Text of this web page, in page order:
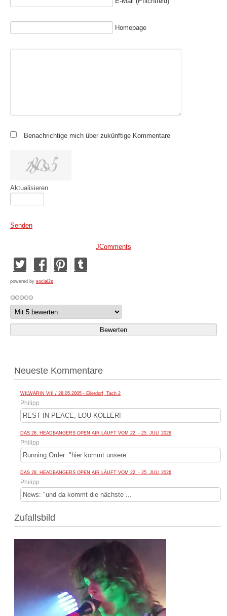
Homepage
Benachrichtige mich über zukünftige Kommentare
Aktualisieren
Senden
JComments
powered by social2s
Neueste Kommentare
WILWARIN VIII / 28.05.2005 - Ellerdorf, Tach 2
Philipp
REST IN PEACE, LOU KOLLER!
DAS 28. HEADBANGERS OPEN AIR LÄUFT VOM 22. - 25. JULI 2026
Philipp
Running Order: "hier kommt unsere ...
DAS 28. HEADBANGERS OPEN AIR LÄUFT VOM 22. - 25. JULI 2026
Philipp
News: "und da kommt die nächste ...
Zufallsbild